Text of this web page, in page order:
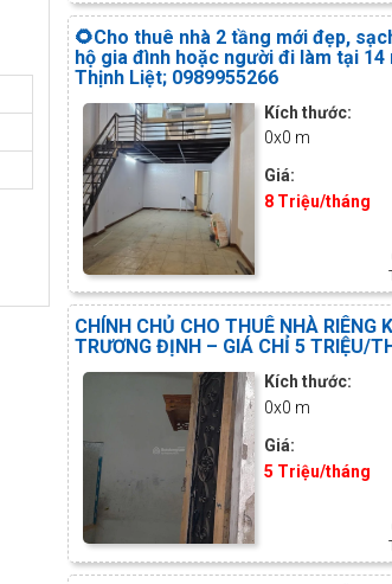
🌻Cho thuê nhà 2 tầng mới đẹp,
hộ gia đình hoặc người đi làm tại 14
Thịnh Liệt; 0989955266
Kích thước:
0x0 m
Giá:
8 Triệu/tháng
CHÍNH CHỦ CHO THUÊ NHÀ RIÊNG
TRƯƠNG ĐỊNH – GIÁ CHỈ 5 TRIỆU/
Kích thước:
0x0 m
Giá:
5 Triệu/tháng